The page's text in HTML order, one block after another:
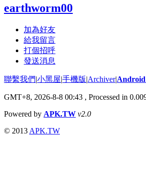
earthworm00
加為好友
給我留言
打個招呼
發送消息
聯繫我們|小黑屋|手機版|Archiver|
GMT+8, 2026-8-8 00:43 , Processed in
Powered by APK.TW v2.0
© 2013 APK.TW